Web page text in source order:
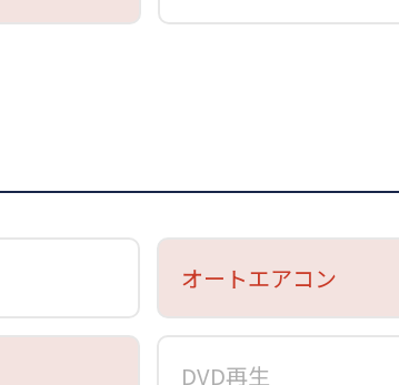
オートエアコン
DVD再生